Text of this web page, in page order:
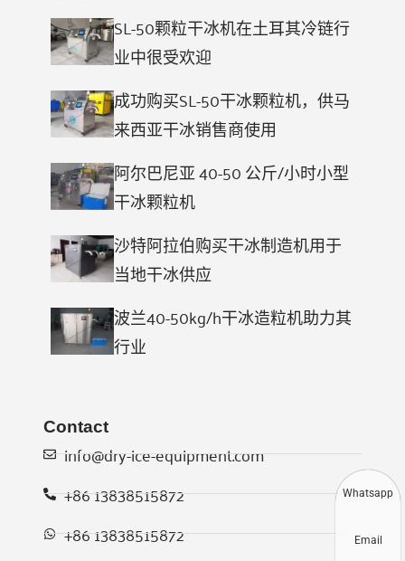
SL-50颗粒干冰机在土耳其冷链行
业中很受欢迎
成功购买SL-50干冰颗粒机，供马
来西亚干冰销售商使用
阿尔巴尼亚 40-50 公斤/小时小型
干冰颗粒机
沙特阿拉伯购买干冰制造机用于
当地干冰供应
波兰40-50kg/h干冰造粒机助力其
行业
Contact
info@dry-ice-equipment.com
+86 13838515872
+86 13838515872
Whatsapp
Email